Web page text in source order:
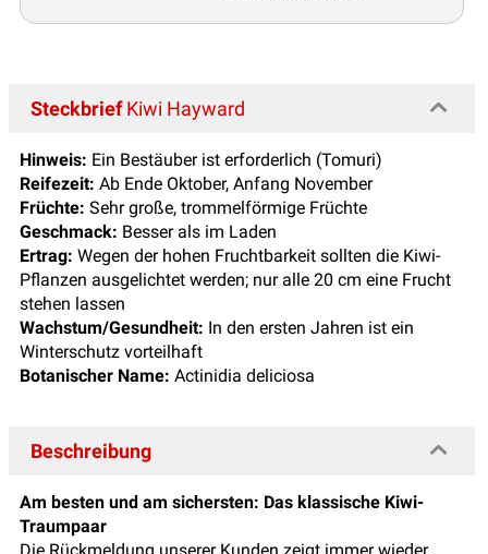
SteckbriefKiwi Hayward
Hinweis: Ein Bestäuber ist erforderlich (Tomuri)
Reifezeit: Ab Ende Oktober, Anfang November
Früchte: Sehr große, trommelförmige Früchte
Geschmack: Besser als im Laden
Ertrag: Wegen der hohen Fruchtbarkeit sollten die Kiwi-
Pflanzen ausgelichtet werden; nur alle 20 cm eine Frucht
stehen lassen
Wachstum/Gesundheit: In den ersten Jahren ist ein
Winterschutz vorteilhaft
Botanischer Name: Actinidia deliciosa
Beschreibung
Am besten und am sichersten: Das klassische Kiwi-
Traumpaar
Die Rückmeldung unserer Kunden zeigt immer wieder,